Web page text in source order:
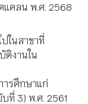
แคลน พ.ศ. 2568
ในสาขาที่
ติงานใน
ารศึกษาแก่
ที่ 3) พ.ศ. 2561